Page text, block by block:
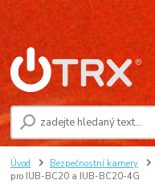
Úvod Bezpečnostní kamery
pro IUB-BC20 a IUB-BC20-4G